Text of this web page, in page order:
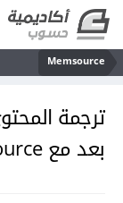
Memsource
ترجمة
بعد مع Memsource السحابي